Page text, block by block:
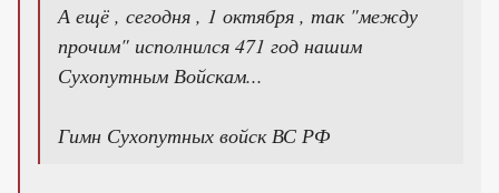
А ещё , сегодня , 1 октября , так "между
прочим" исполнился 471 год нашим
Сухопутным Войскам...
Гимн Сухопутных войск ВС РФ